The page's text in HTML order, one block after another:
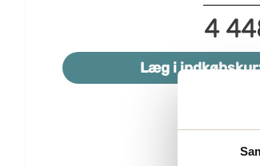
anbringe den med det
at skulle skille den fra sit
etiketruller. En
enkeltstående og fyldes med
med fortrykte/printede
4
Læg i